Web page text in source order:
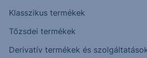
Klasszikus termékek
Tőzsdei termékek
Derivatív termékek és